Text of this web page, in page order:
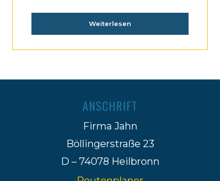
Weiterlesen
ANSCHRIFT
Firma Jahn
Böllingerstraße 23
D – 74078 Heilbronn